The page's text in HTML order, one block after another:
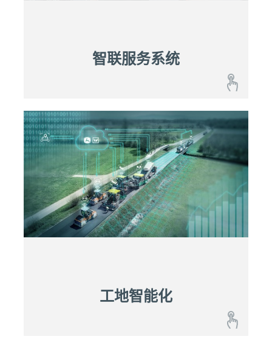
智联服务系统
智联服务系统
有自动保险装置的机器与优化了的维护保养理念相
结合，确保了以更低的运营成本实现可靠的可预测
性。
在问题发生之前采取行动。
整机利用率大幅提升。
快速识别和解决问题
工地智能化